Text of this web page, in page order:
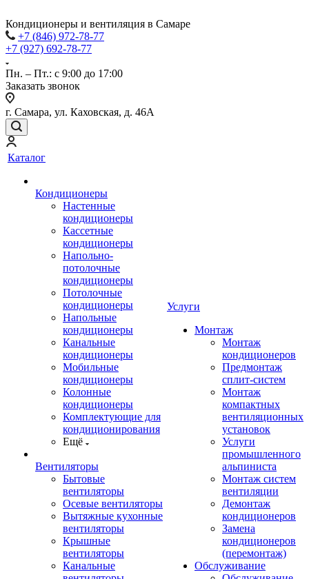
Кондиционеры и вентиляция в Самаре
+7 (846) 972-78-77
+7 (927) 692-78-77
Пн. – Пт.: с 9:00 до 17:00
Заказать звонок
г. Самара, ул. Каховская, д. 46А
Каталог
Кондиционеры
Настенные
кондиционеры
Кассетные
кондиционеры
Напольно-
потолочные
кондиционеры
Потолочные
кондиционеры
Напольные
кондиционеры
Канальные
кондиционеры
Мобильные
кондиционеры
Колонные
кондиционеры
Комплектующие для
кондиционирования
Ещё
Вентиляторы
Бытовые
вентиляторы
Осевые вентиляторы
Вытяжные кухонные
вентиляторы
Крышные
вентиляторы
Канальные
Услуги
Монтаж
Монтаж
кондиционеров
Предмонтаж
сплит-систем
Монтаж
компактных
вентиляционных
установок
Услуги
промышленного
альпиниста
Монтаж систем
вентиляции
Демонтаж
кондиционеров
Замена
кондиционеров
(перемонтаж)
Обслуживание